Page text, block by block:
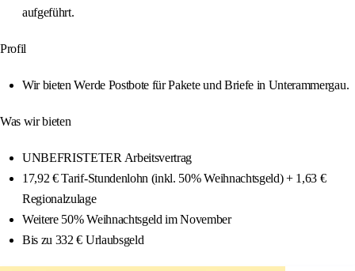
aufgeführt.
Profil
Wir bieten Werde Postbote für Pakete und Briefe in Unterammergau.
Was wir bieten
UNBEFRISTETER Arbeitsvertrag
17,92 € Tarif-Stundenlohn (inkl. 50% Weihnachtsgeld) + 1,63 €
Regionalzulage
Weitere 50% Weihnachtsgeld im November
Bis zu 332 € Urlaubsgeld